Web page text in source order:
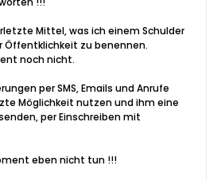
Mittel, was ich einem Schulder
Öffentklichkeit zu benennen.
noch nicht.
per SMS, Emails und Anrufe
Möglichkeit nutzen und ihm eine
per Einschreiben mit
eben nicht tun !!!